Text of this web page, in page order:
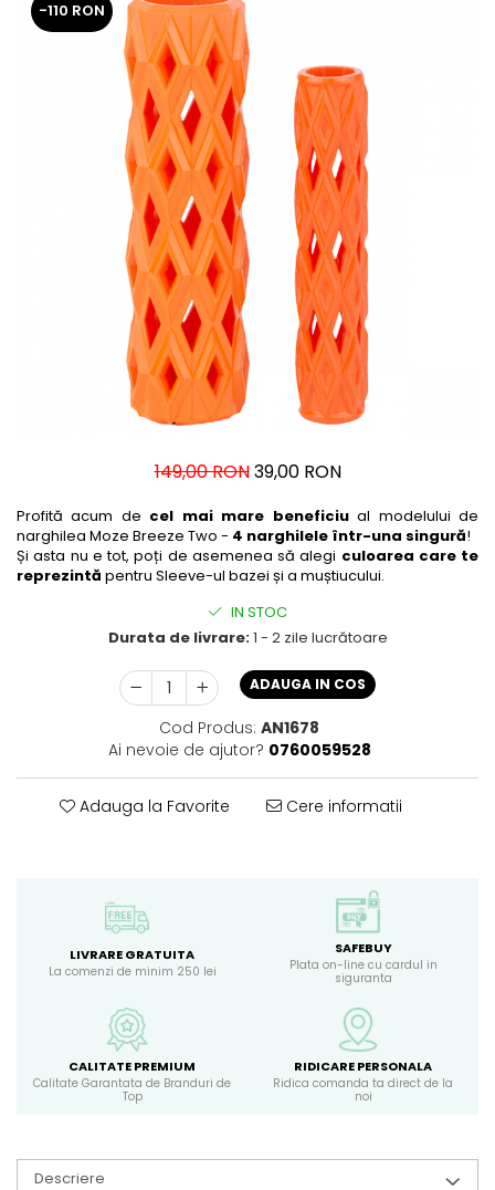
-110 RON
149,00 RON39,00 RON
Profită acum de cel mai mare beneficiual modelului de
narghilea Moze Breeze Two - 4 narghilele într-una singură!
Și asta nu e tot, poți de asemenea să alegi culoarea care te
reprezintă pentru Sleeve-ul bazei și a muștiucului.
IN STOC
Durata de livrare:1 - 2 zile lucrătoare
ADAUGA IN COS
Cod Produs: AN1678
Ai nevoie de ajutor? 0760059528
Adauga la Favorite Cere informatii
LIVRARE GRATUITA
La comenzi de minim 250 lei
SAFEBUY
Plata on-line cu cardul in
siguranta
CALITATE PREMIUM
Calitate Garantata de Branduri de
Top
RIDICARE PERSONALA
Ridica comanda ta direct de la
noi
Descriere